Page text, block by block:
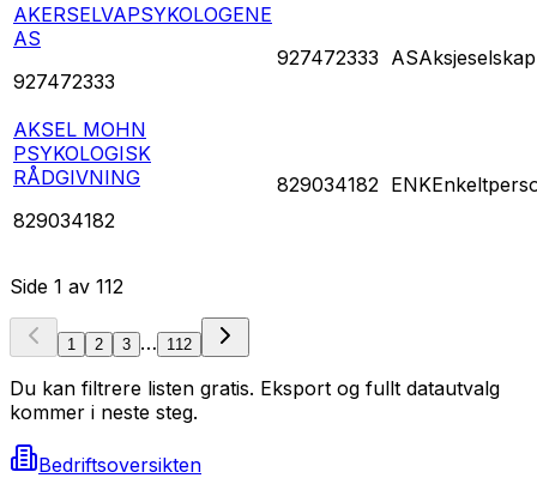
AKERSELVAPSYKOLOGENE
AS
927472333
927472333 ASAksjeselskap
AKSEL MOHN
PSYKOLOGISK
RÅDGIVNING
829034182
829034182 ENK
Side 1 av 112
1 2 3 … 112
Du kan filtrere listen gratis. Eksport og fullt datautvalg
kommer i neste steg.
Bedriftsoversikten